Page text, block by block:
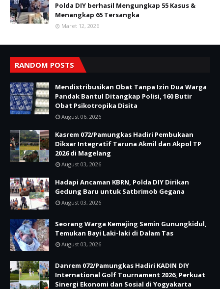
Polda DIY berhasil Mengungkap 55 Kasus &
Menangkap 65 Tersangka
Maret 12, 2026
RANDOM POSTS
Mendistribusikan Obat Tanpa Izin Dua Warga
Pandak Bantul Ditangkap Polisi, 160 Butir
Obat Psikotropika Disita
August 06, 2026
Kasrem 072/Pamungkas Hadiri Pembukaan
Diksar Integratif Taruna Akmil dan Akpol TP
2026 di Magelang
August 03, 2026
Hadapi Ancaman KBRN, Polda DIY Dirikan
Gedung Baru untuk Satbrimob Gegana
August 03, 2026
Seorang Warga Kemejing Semin Gunungkidul,
Temukan Bayi Laki-laki di Dalam Tas
August 03, 2026
Danrem 072/Pamungkas Hadiri KADIN DIY
International Golf Tournament 2026, Perkuat
Sinergi Ekonomi dan Sosial di Yogyakarta